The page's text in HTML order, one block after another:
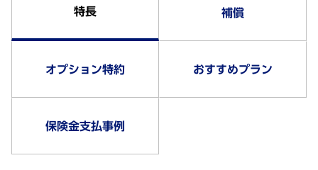
特長 補償
オプション特約 おすすめプラン
保険金支払事例